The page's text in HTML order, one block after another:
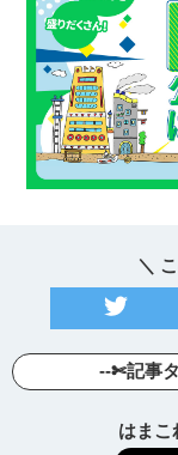
＼
--✄記事
はまこ